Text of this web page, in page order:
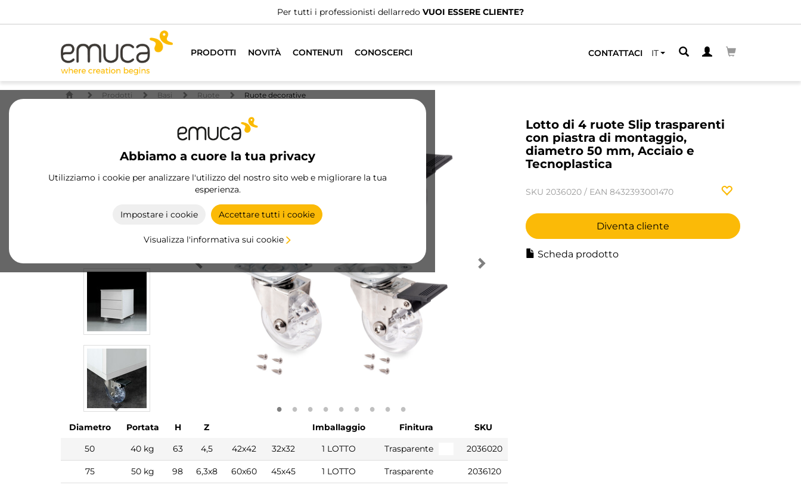
Per tutti i professionisti dellarredo VUOI ESSERE CLIENTE?
PRODOTTI NOVITÀ CONTENUTI CONOSCERCI CONTATTACI IT
Abbiamo a cuore la tua privacy
Utilizziamo i cookie per analizzare l'utilizzo del nostro sito web e migliorare la tua
esperienza.
Impostare i cookie Accettare tutti i cookie
Visualizza l'informativa sui cookie
Prodotti Basi Ruote Ruote decorative
Lotto di 4 ruote Slip trasparenti
con piastra di montaggio,
diametro 50 mm, Acciaio e
Tecnoplastica
SKU 2036020 / EAN 8432393001470
Diventa cliente
Scheda prodotto
Diametro Portata H Z Imballaggio Finitura
SKU
50
40 kg 63 4,5 42x42 32x32 1 LOTTO Trasparente 2036020
75 50 kg 98 6,3x8 60x60 45x45 1 LOTTO Trasparente 2036120